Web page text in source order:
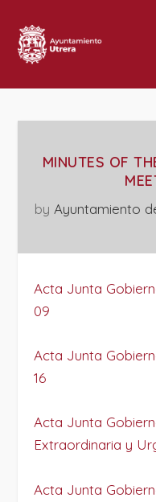
MINUTES OF
by Ayuntamiento
Acta Junta
09
Acta Junta
16
Acta Junta
Extraordinaria y
Acta Junta